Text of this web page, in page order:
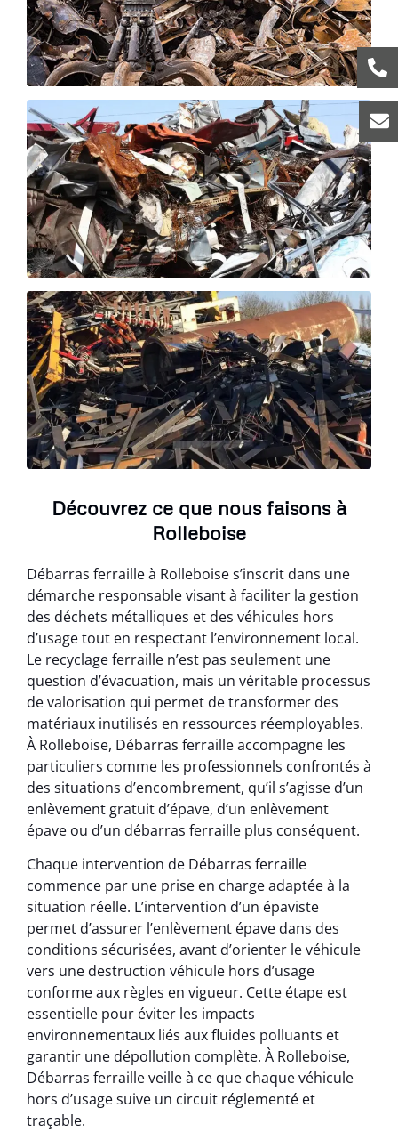
Découvrez ce que nous faisons à
Rolleboise
Débarras ferraille à Rolleboise s’inscrit dans une
démarche responsable visant à faciliter la gestion
des déchets métalliques et des véhicules hors
d’usage tout en respectant l’environnement local.
Le recyclage ferraille n’est pas seulement une
question d’évacuation, mais un véritable processus
de valorisation qui permet de transformer des
matériaux inutilisés en ressources réemployables.
À Rolleboise, Débarras ferraille accompagne les
particuliers comme les professionnels confrontés à
des situations d’encombrement, qu’il s’agisse d’un
enlèvement gratuit d’épave, d’un enlèvement
épave ou d’un débarras ferraille plus conséquent.
Chaque intervention de Débarras ferraille
commence par une prise en charge adaptée à la
situation réelle. L’intervention d’un épaviste
permet d’assurer l’enlèvement épave dans des
conditions sécurisées, avant d’orienter le véhicule
vers une destruction véhicule hors d’usage
conforme aux règles en vigueur. Cette étape est
essentielle pour éviter les impacts
environnementaux liés aux fluides polluants et
garantir une dépollution complète. À Rolleboise,
Débarras ferraille veille à ce que chaque véhicule
hors d’usage suive un circuit réglementé et
traçable.